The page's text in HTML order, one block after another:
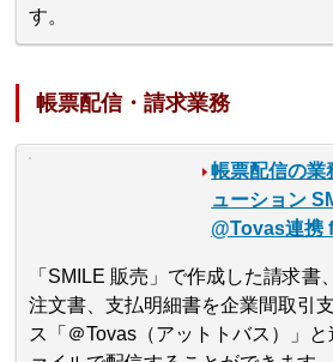
す。
帳票配信・請求業務
帳票配信の業
ューション
@Tovas連携
「SMILE 販売」で作成した請求書
注文書、支払明細書を企業間取引
ス「＠Tovas（アットトバス）」